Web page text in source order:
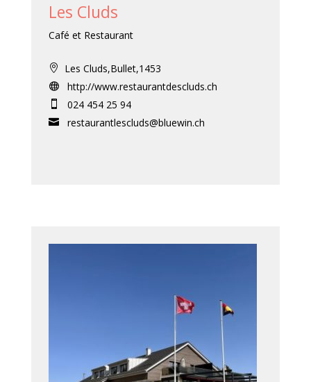
Les Cluds
Café et Restaurant
 Les Cluds,Bullet,1453
 http://www.restaurantdescluds.ch
 024 454 25 94
 restaurantlescluds@bluewin.ch